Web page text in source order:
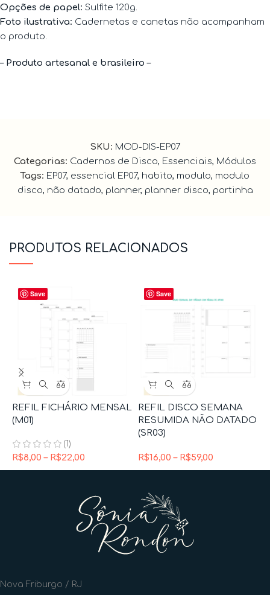
Opções de papel: Sulfite 120g.
Foto ilustrativa: Cadernetas e canetas não acompanham
o produto.
– Produto artesanal e brasileiro –
SKU: MOD-DIS-EP07
Categorias: Cadernos de Disco, Essenciais, Módulos
Tags: EP07, essencial EP07, habito, modulo, modulo
disco, não datado, planner, planner disco, portinha
PRODUTOS RELACIONADOS
Save
REFIL FICHÁRIO MENSAL
(M01)
(1)
R$8,00 – R$22,00
Save
REFIL DISCO SEMANA
RESUMIDA NÃO DATADO
(SR03)
R$16,00 – R$59,00
Nova Friburgo / RJ